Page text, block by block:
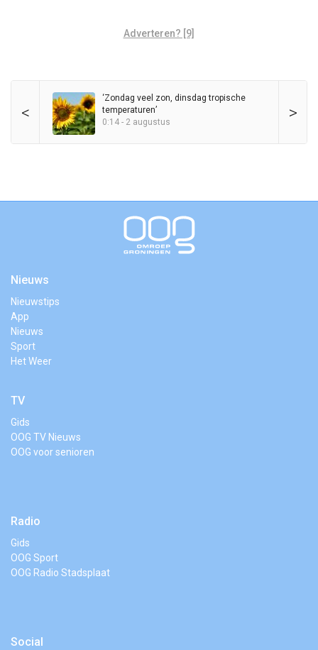
Adverteren? [9]
< >
‘Zondag veel zon, dinsdag tropische
temperaturen’
0:14 - 2 augustus
Nieuws
Nieuwstips
App
Nieuws
Sport
Het Weer
TV
Gids
OOG TV Nieuws
OOG voor senioren
Radio
Gids
OOG Sport
OOG Radio Stadsplaat
Social